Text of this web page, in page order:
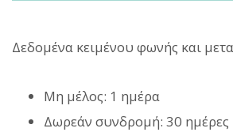
Δεδομένα κειμένου φωνής και
Μη μέλος: 1 ημέρα
Δωρεάν συνδρομή: 30 ημέρες